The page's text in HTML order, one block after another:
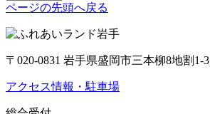
ページの先頭へ戻る
〒020-0831 岩手県盛岡市三本柳8地割1-3
アクセス情報・駐車場